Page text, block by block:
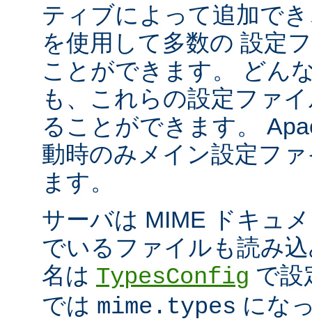
ティブによって追加で
を使用して多数の 設定
ことができます。 どん
も、これらの設定ファ
ることができます。
動時のみメイン設定フ
ます。
サーバは MIME ドキュ
でいるファイルも読み
名は TypesConfig で設
では mime.types にな